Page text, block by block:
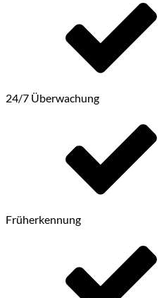
24/7 Überwachung
Früherkennung